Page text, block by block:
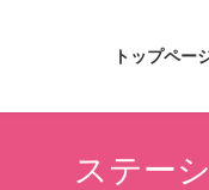
トップペー
ステー